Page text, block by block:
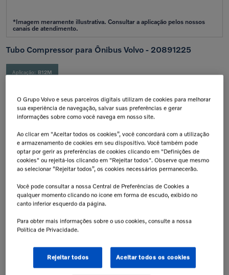
Tubo Compressor para Ônibus Volvo - 20891225
Aplicação: B12M
Atenção!Prazos de entrega começam após confirmação do pagamento e podem variar para mais de
uma unidade.
Insira seu CEP
Calcular
Não sei meu cep
Retire na Concessionária
Todas as peças podem ser
concessionária.
Troca Grátis!
Até 07 dias a partir da
Tranquilidade e Confiança
Aplicação:
de peças incorretas pode resultar na
Descrição
O Grupo Volvo e seus parceiros digitais utilizam de cookies para melhorar
sua experiência de navegação, salvar suas preferências e gerar
informações sobre como você navega em nosso site.
Ao clicar em "Aceitar todos os cookies”, você concordará com a utilização
e armazenamento de cookies em seu dispositivo. Você também pode
optar por gerir as preferências de cookies clicando em "Definições de
cookies" ou rejeitá-los clicando em "Rejeitar todos". Observe que mesmo
ao selecionar “Rejeitar todos”, os cookies necessários permanecerão.
Você pode consultar a nossa Central de Preferências de Cookies a
qualquer momento clicando no ícone em forma de escudo, exibido no
canto inferior esquerdo da página.
Para obter mais informações sobre o uso cookies, consulte a nossa
Política de Privacidade.
Rejeitar todos Aceitar todos os cookies